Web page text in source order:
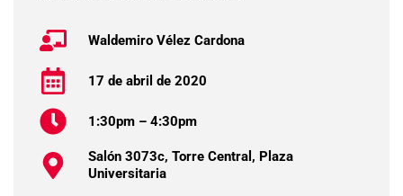
Waldemiro Vélez Cardona
17 de abril de 2020
1:30pm – 4:30pm
Salón 3073c, Torre Central, Plaza
Universitaria